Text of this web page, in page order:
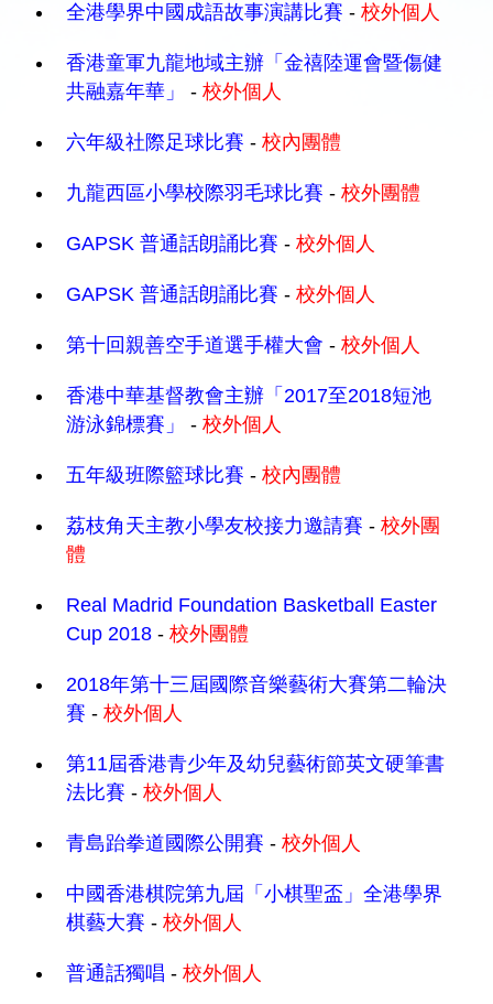
全港學界中國成語故事演講比賽 - 校外個人
香港童軍九龍地域主辦「金禧陸運會暨傷健
共融嘉年華」
- 校外個人
六年級社際足球比賽 - 校內團體
九龍西區小學校際羽毛球比賽 - 校外團體
GAPSK 普通話朗誦比賽 - 校外個人
GAPSK 普通話朗誦比賽 - 校外個人
第十回親善空手道選手權大會 - 校外個人
香港中華基督教會主辦「2017至2018短池
游泳錦標賽」
- 校外個人
五年級班際籃球比賽 - 校內團體
荔枝角天主教小學友校接力邀請賽 - 校外團
體
Real Madrid Foundation Basketball Easter
Cup 2018 - 校外團體
2018年第十三屆國際音樂藝術大賽第二輪決
賽 - 校外個人
第11屆香港青少年及幼兒藝術節英文硬筆書
法比賽 - 校外個人
青島跆拳道國際公開賽 - 校外個人
中國香港棋院第九屆「小棋聖盃」全港學界
棋藝大賽 - 校外個人
普通話獨唱 - 校外個人